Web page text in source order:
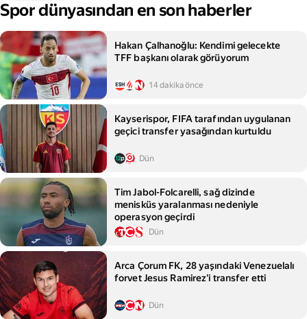
Spor dünyasından en son haberler
Hakan Çalhanoğlu: Kendimi gelecekte
TFF başkanı olarak görüyorum
14 dakika önce
Kayserispor, FIFA tarafından uygulanan
geçici transfer yasağından kurtuldu
Dün
Tim Jabol-Folcarelli, sağ dizinde
menisküs yaralanması nedeniyle
operasyon geçirdi
Dün
Arca Çorum FK, 28 yaşındaki Venezuelalı
forvet Jesus Ramirez'i transfer etti
Dün